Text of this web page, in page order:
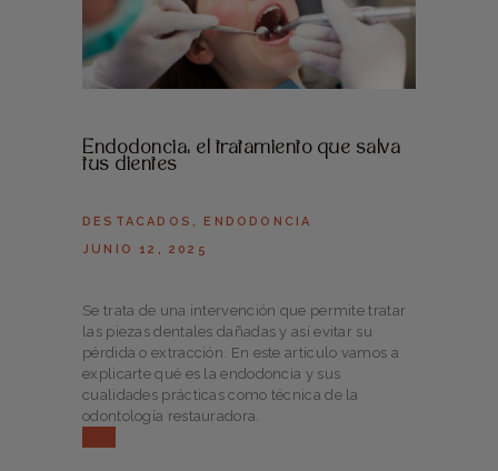
Endodoncia: el tratamiento que salva
tus dientes
DESTACADOS , ENDODONCIA
JUNIO 12, 2025
Se trata de una intervención que permite tratar
las piezas dentales dañadas y así evitar su
pérdida o extracción. En este artículo vamos a
explicarte qué es la endodoncia y sus
cualidades prácticas como técnica de la
odontología restauradora.